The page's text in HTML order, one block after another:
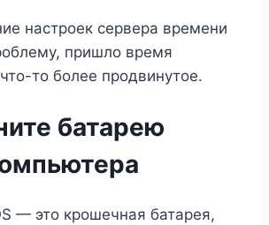
настроек сервера времени
пришло время
то более продвинутое.
батарею
— это крошечная батарея,